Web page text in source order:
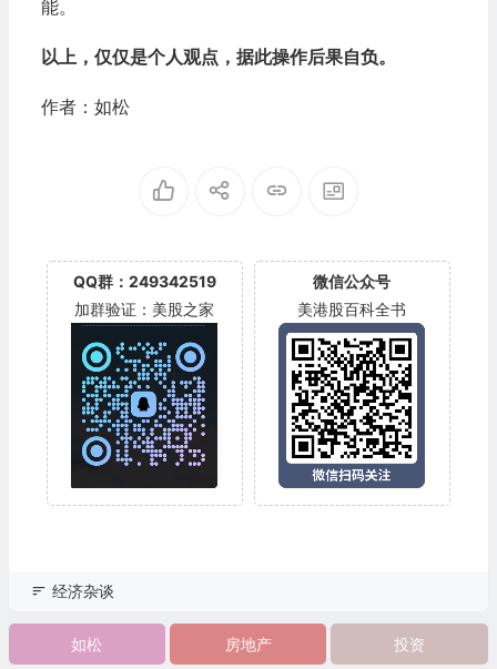
能。
以上，仅仅是个人观点，据此操作后果自负。
作者：如松
QQ群：249342519
加群验证：美股之家
微信公众号
美港股百科全书
经济杂谈
如松 房地产 投资